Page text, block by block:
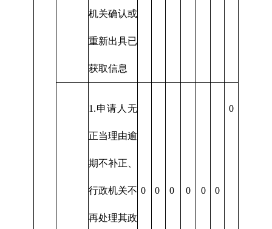
机关确认或
重新出具已
获取信息
1.申请人无
正当理由逾
期不补正、
行政机关不
再处理其政
0 0 0 0 0 0
0